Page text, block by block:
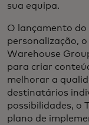
sua equipa.
O lançamento do
personalização,
Warehouse
para criar
melhorar a
destinatários
possibilidades, o
plano de